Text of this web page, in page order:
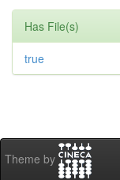
Has File(s)
true
Theme by